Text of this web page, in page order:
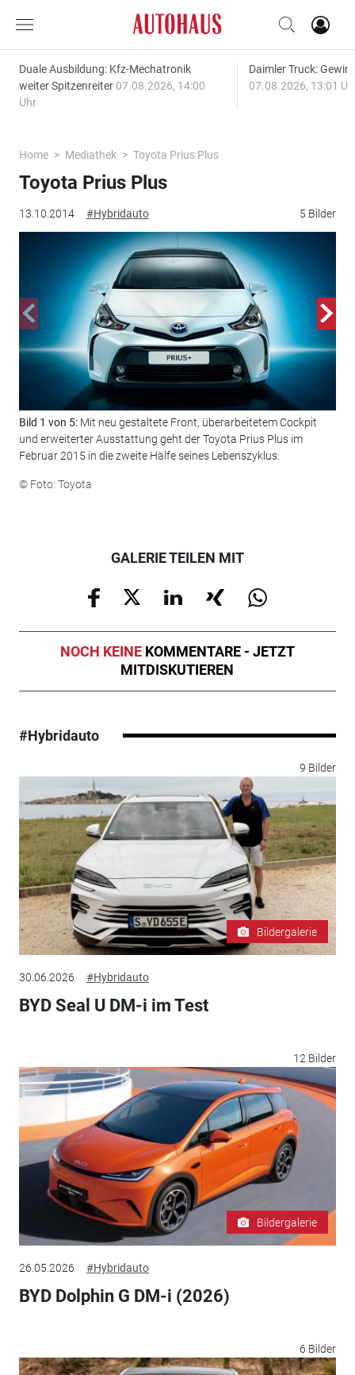
Duale Ausbildung: Kfz-Mechatronik
weiter Spitzenreiter 07.08.2026, 14:00
Uhr
Daimler Truck:
07.08.2026, 13:01
Home Mediathek Toyota Prius Plus
13.10.2014 #Hybridauto 5 Bilder
Toyota Prius Plus
Bild 1 von 5: Mit neu gestaltete Front, überarbeitetem Cockpit
und erweiterter Ausstattung geht der Toyota Prius Plus im
Februar 2015 in die zweite Hälfe seines Lebenszyklus.
© Foto: Toyota
GALERIE TEILEN MIT
NOCH KEINE KOMMENTARE - JETZT
MITDISKUTIEREN
#Hybridauto
9 Bilder
Bildergalerie
30.06.2026 #Hybridauto
BYD Seal U DM-i im Test
12 Bilder
Bildergalerie
26.05.2026 #Hybridauto
BYD Dolphin G DM-i (2026)
6 Bilder